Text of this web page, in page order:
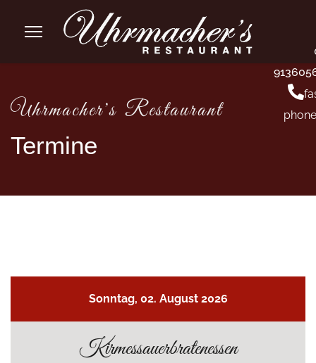
Uhrmacher's Restaurant
Termine
Sonntag, 02. August 2026
Kirmessauerbratenessen